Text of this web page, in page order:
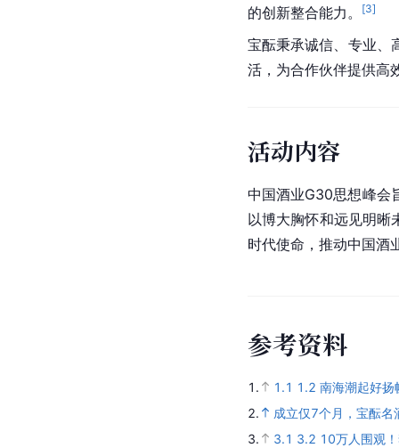
的创新整合能力。
[3]
宝酝秉承诚信、专业、
活，为合作伙伴提供高
活动内容
中国酒业G30思想峰会
以博大胸怀和远见明晰
时代使命，推动中国酒
参考资料
1. 1.1 1.2 南海潮起好
2.
成立仅7个月，宝酝
3.
3.1 3.2 10万人围观